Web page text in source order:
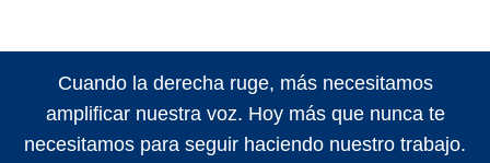
Cuando la derecha ruge, más necesitamos
amplificar nuestra voz. Hoy más que nunca te
necesitamos para seguir haciendo nuestro trabajo.